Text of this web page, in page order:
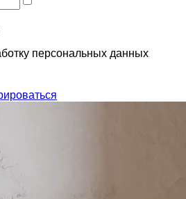
персональных данных